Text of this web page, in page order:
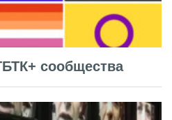
сообщества